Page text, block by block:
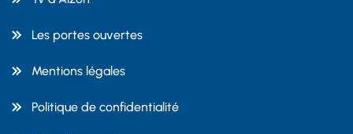
Les portes ouvertes
Mentions légales
Politique de confidentialité